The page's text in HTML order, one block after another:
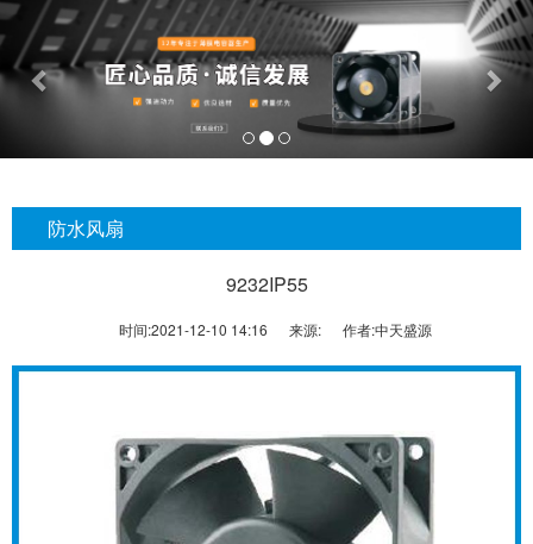
Previous
防水风扇
9232IP55
时间:2021-12-10 14:16 来源: 作者:中天盛源